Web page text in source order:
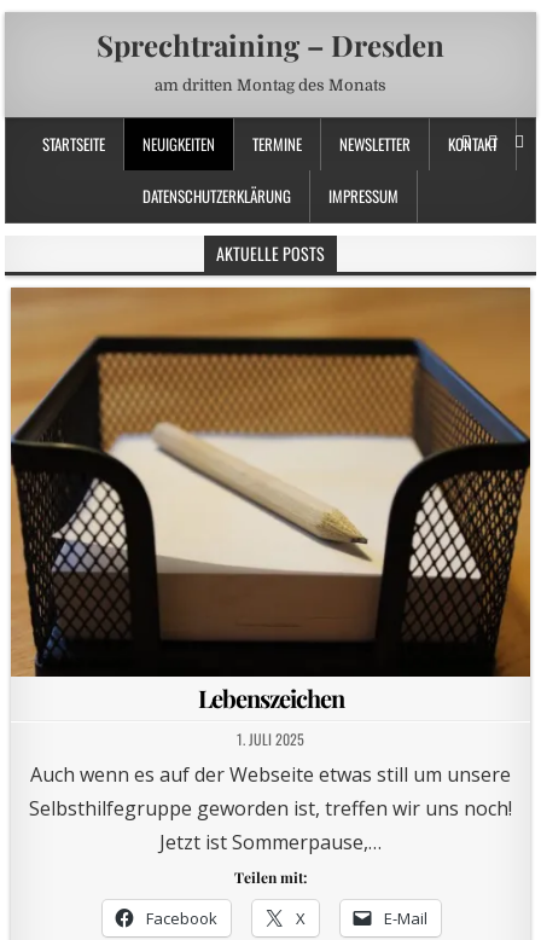
Sprechtraining – Dresden
am dritten Montag des Monats
STARTSEITE NEUIGKEITEN TERMINE NEWSLETTER KONTAKT
DATENSCHUTZERKLÄRUNG IMPRESSUM
AKTUELLE POSTS
Lebenszeichen
1. JULI 2025
Auch wenn es auf der Webseite etwas still um unsere
Selbsthilfegruppe geworden ist, treffen wir uns noch!
Jetzt ist Sommerpause,…
Teilen mit:
Facebook X E-Mail